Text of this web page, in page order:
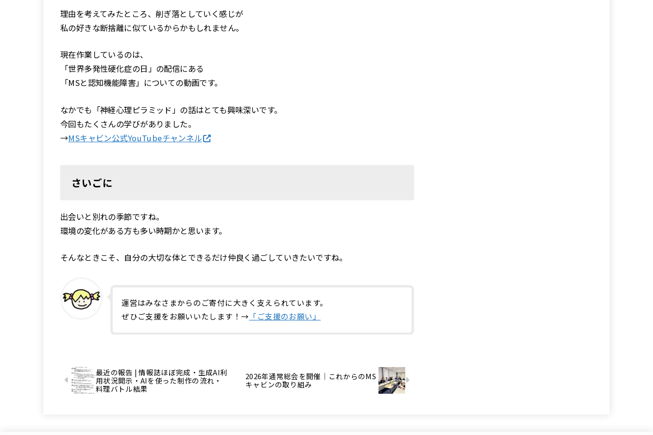
理由を考えてみたところ、削ぎ落としていく感じが
私の好きな断捨離に似ているからかもしれません。
現在作業しているのは、
「世界多発性硬化症の日」の配信にある
「MSと認知機能障害」についての動画です。
なかでも「神経心理ピラミッド」の話はとても興味深いです。
今回もたくさんの学びがありました。
→MSキャビン公式YouTubeチャンネル
さいごに
出会いと別れの季節ですね。
環境の変化がある方も多い時期かと思います。
そんなときこそ、自分の大切な体とできるだけ仲良く過ごしていきたいですね。
運営はみなさまからのご寄付に大きく支えられています。
ぜひご支援をお願いいたします！→ 「ご支援のお願い」
最近の報告 | 情報誌ほぼ完成・生成AI利
用状況開示・AIを使った制作の流れ・
料理バトル結果
2026年通常総会を開催｜これからのMS
キャビンの取り組み